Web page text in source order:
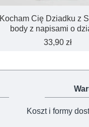
Kocham Cię Dziadku z
body z napisami o
33,90 zł
Koszt i formy